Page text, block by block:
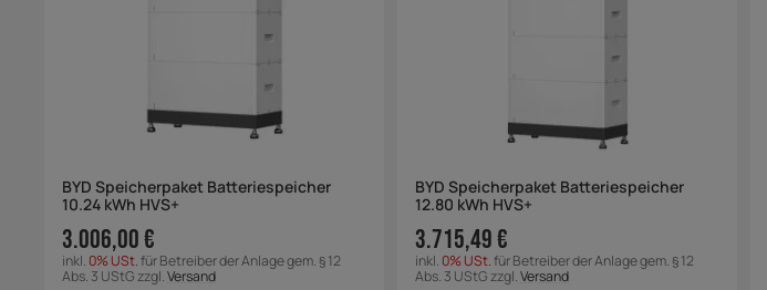
BYD Speicherpaket Batteriespeicher
10.24 kWh HVS+
3.006,00 €
inkl. 0% USt.für Betreiber der Anlage gem. § 12
Abs. 3 UStG zzgl.Versand
BYD Speicherpaket Batteriespeicher
12.80 kWh HVS+
3.715,49 €
inkl. 0% USt.für Betreiber der Anlage gem. § 12
Abs. 3 UStG zzgl.Versand